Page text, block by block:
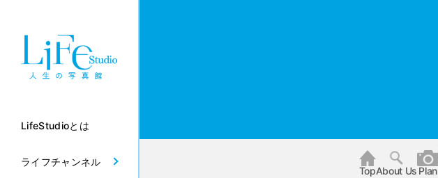
LifeStudioとは
ライフチャンネル
TopAbout Us Plan